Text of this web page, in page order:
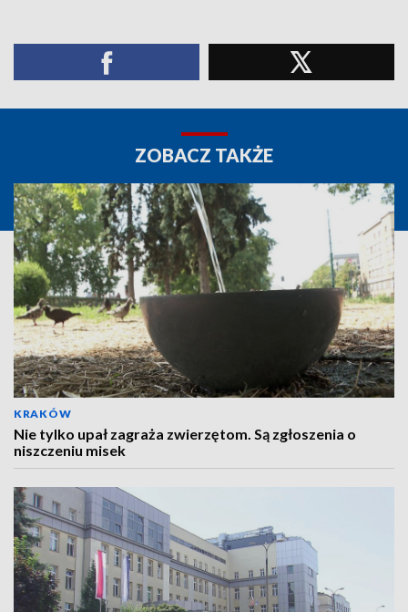
ZOBACZ TAKŻE
KRAKÓW
Nie tylko upał zagraża zwierzętom. Są zgłoszenia o
niszczeniu misek